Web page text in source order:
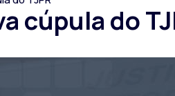
cúpula do